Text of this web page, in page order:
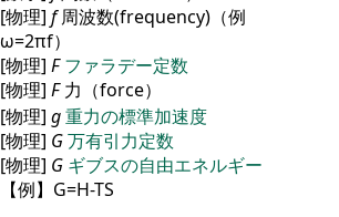
[物理] f周波数(frequency)（例
ω=2πf）
[物理] F ファラデー定数
[物理] F力（force）
[物理] g重力の標準加速度
[物理] G万有引力定数
[物理] G ギブスの自由エネルギー
【例】G=H-TS